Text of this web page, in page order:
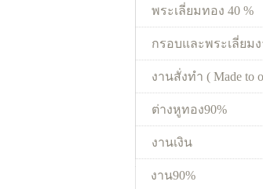
พระเลี่ยมทอง 40 %
กรอบและพระเลี่ยม
งานสั่งทำ ( Made to
ต่างหูทอง90%
งานเงิน
งาน90%